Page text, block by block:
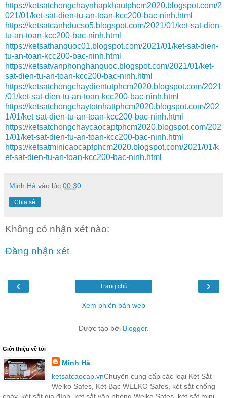
https://ketsatchongchaynhapkhautphcm2020.blogspot.com/2
021/01/ket-sat-dien-tu-an-toan-kcc200-bac-ninh.html
https://ketsatcanhducso5.blogspot.com/2021/01/ket-sat-dien-
tu-an-toan-kcc200-bac-ninh.html
https://ketsathanquoc01.blogspot.com/2021/01/ket-sat-dien-
tu-an-toan-kcc200-bac-ninh.html
https://ketsatvanphonghanquoc.blogspot.com/2021/01/ket-
sat-dien-tu-an-toan-kcc200-bac-ninh.html
https://ketsatchongchaydientutphcm2020.blogspot.com/2021
/01/ket-sat-dien-tu-an-toan-kcc200-bac-ninh.html
https://ketsatchongchaytotnhattphcm2020.blogspot.com/202
1/01/ket-sat-dien-tu-an-toan-kcc200-bac-ninh.html
https://ketsatchongchaycaocaptphcm2020.blogspot.com/202
1/01/ket-sat-dien-tu-an-toan-kcc200-bac-ninh.html
https://ketsatminicaocaptphcm2020.blogspot.com/2021/01/k
et-sat-dien-tu-an-toan-kcc200-bac-ninh.html
Minh Hà vào lúc 00:30
Chia sẻ
Không có nhận xét nào:
Đăng nhận xét
‹ ›
Trang chủ
Xem phiên bản web
Được tạo bởi Blogger.
Giới thiệu về tôi
Minh Hà
ketsatcaocap.vnChuyên cung cấp các loại Két Sắt
Welko Safes, Két Bạc WELKO Safes, két sắt chống